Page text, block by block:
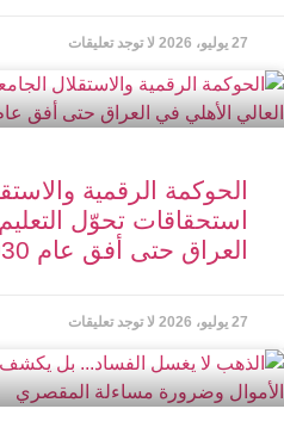
27 يوليو، 2026 لا توجد تعليقات
الحوكمة الرقمية
استحقاقات تحوّل
العراق حتى أفق عام 2030
27 يوليو، 2026 لا توجد تعليقات